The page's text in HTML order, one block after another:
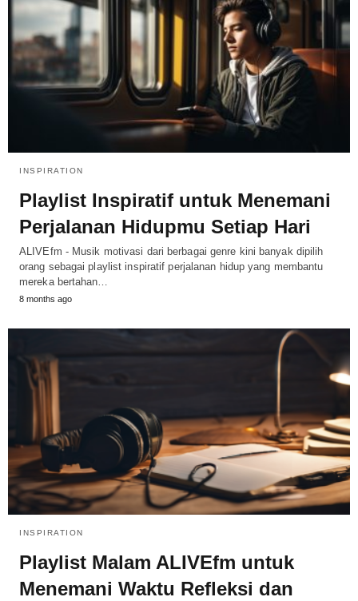
INSPIRATION
Playlist Inspiratif untuk Menemani
Perjalanan Hidupmu Setiap Hari
ALIVEfm - Musik motivasi dari berbagai genre kini banyak dipilih
orang sebagai playlist inspiratif perjalanan hidup yang membantu
mereka bertahan…
8 months ago
INSPIRATION
Playlist Malam ALIVEfm untuk
Menemani Waktu Refleksi dan